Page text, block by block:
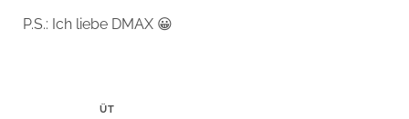
P.S.: Ich liebe DMAX 😀
ÜT